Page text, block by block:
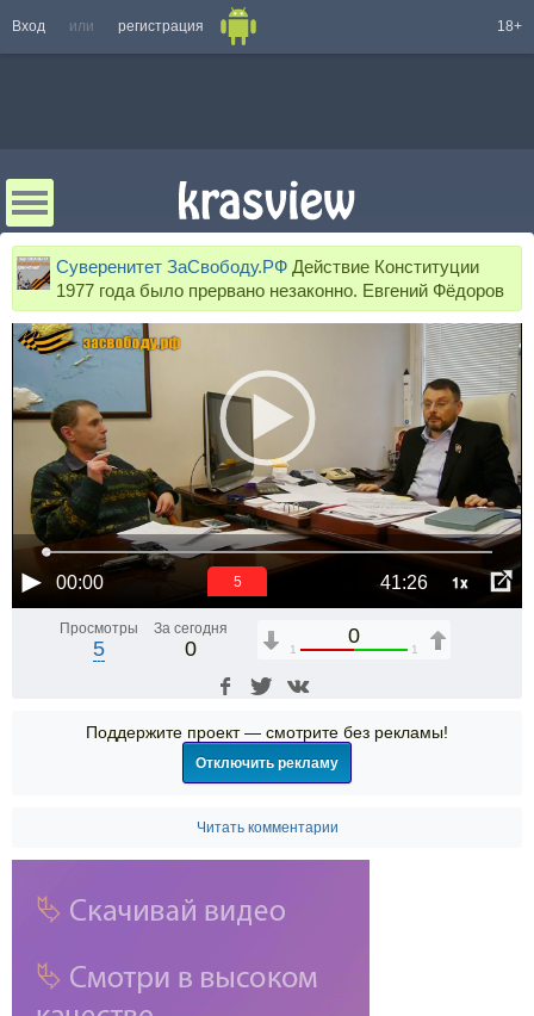
Вход или регистрация 18+
Суверенитет ЗаСвободу.РФ Действие Конституции
1977 года было прервано незаконно. Евгений Фёдоров
00:00 41:26 1x
5
Просмотры
5
За сегодня
0
0
1 1
Поддержите проект — смотрите без рекламы!
Отключить рекламу
Читать комментарии